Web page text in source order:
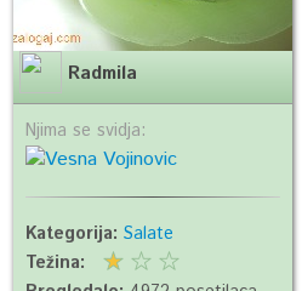
Radmila
Njima se svidja:
Kategorija:Salate
Težina: